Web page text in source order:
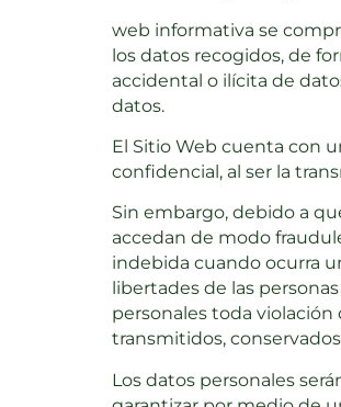
web informativa se
los datos recogidos, de
accidental o ilícita de
datos.
El Sitio Web cuenta con
confidencial, al ser la
Sin embargo, debido a
accedan de modo
indebida cuando ocurra
libertades de las
personales toda
transmitidos,
Los datos personales